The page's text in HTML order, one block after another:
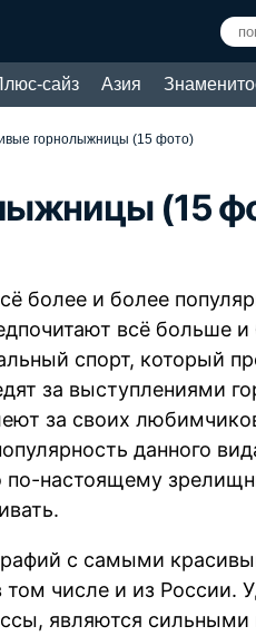
сайз Азия
горнолыжницы (15 фото)
(15
более и более
всё больше
спорт, который
за выступлениями
за своих
данного
по-настоящему
с самыми
числе и из России.
являются